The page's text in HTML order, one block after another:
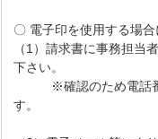
〇 電子印を使用する場
（1）請求書に事務担当
下さい。
※確認のため電話番
す。